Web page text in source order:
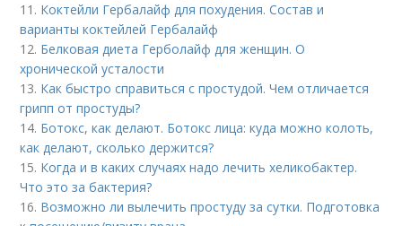
11. Коктейли Гербалайф для похудения. Состав и
варианты коктейлей Гербалайф
12. Белковая диета Герболайф для женщин. О
хронической усталости
13. Как быстро справиться с простудой. Чем отличается
грипп от простуды?
14. Ботокс, как делают. Ботокс лица: куда можно колоть,
как делают, сколько держится?
15. Когда и в каких случаях надо лечить хеликобактер.
Что это за бактерия?
16. Возможно ли вылечить простуду за сутки. Подготовка